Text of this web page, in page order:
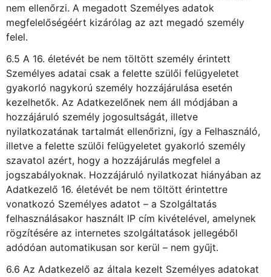
nem ellenőrzi. A megadott Személyes adatok
megfelelőségéért kizárólag az azt megadó személy
felel.
6.5 A 16. életévét be nem töltött személy érintett
Személyes adatai csak a felette szülői felügyeletet
gyakorló nagykorú személy hozzájárulása esetén
kezelhetők. Az Adatkezelőnek nem áll módjában a
hozzájáruló személy jogosultságát, illetve
nyilatkozatának tartalmát ellenőrizni, így a Felhasználó,
illetve a felette szülői felügyeletet gyakorló személy
szavatol azért, hogy a hozzájárulás megfelel a
jogszabályoknak. Hozzájáruló nyilatkozat hiányában az
Adatkezelő 16. életévét be nem töltött érintettre
vonatkozó Személyes adatot – a Szolgáltatás
felhasználásakor használt IP cím kivételével, amelynek
rögzítésére az internetes szolgáltatások jellegéből
adódóan automatikusan sor kerül – nem gyűjt.
6.6 Az Adatkezelő az általa kezelt Személyes adatokat